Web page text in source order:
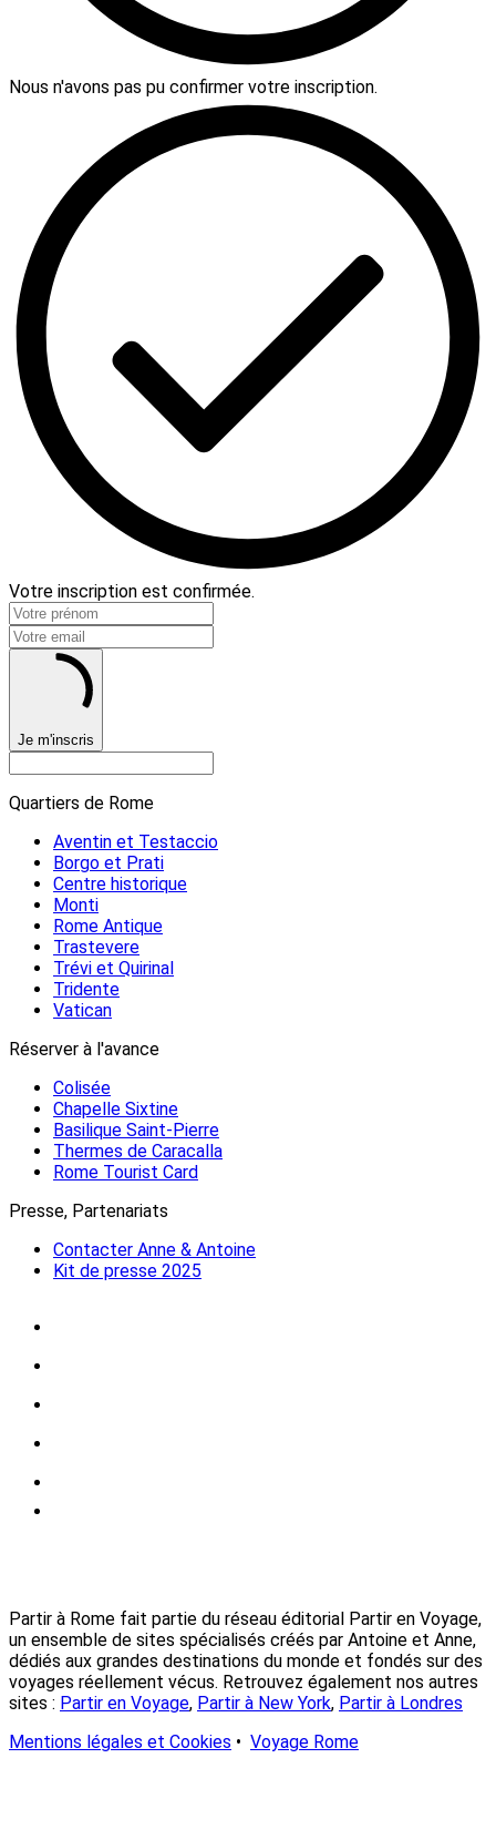
Nous n'avons pas pu confirmer votre inscription.
Votre inscription est confirmée.
Je m'inscris
Quartiers de Rome
Aventin et Testaccio
Borgo et Prati
Centre historique
Monti
Rome Antique
Trastevere
Trévi et Quirinal
Tridente
Vatican
Réserver à l'avance
Colisée
Chapelle Sixtine
Basilique Saint-Pierre
Thermes de Caracalla
Rome Tourist Card
Presse, Partenariats
Contacter Anne & Antoine
Kit de presse 2025
Partir à Rome fait partie du réseau éditorial Partir en Voyage,
un ensemble de sites spécialisés créés par Antoine et Anne,
dédiés aux grandes destinations du monde et fondés sur des
voyages réellement vécus. Retrouvez également nos autres
sites : Partir en Voyage, Partir à New York, Partir à Londres
Mentions légales et Cookies • Voyage Rome